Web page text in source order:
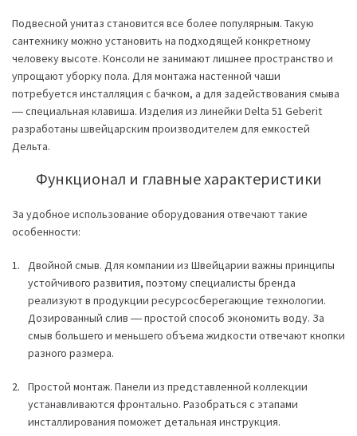
Подвесной унитаз становится все более популярным. Такую
сантехнику можно установить на подходящей конкретному
человеку высоте. Консоли не занимают лишнее пространство и
упрощают уборку пола. Для монтажа настенной чаши
потребуется инсталляция с бачком, а для задействования смыва
― специальная клавиша. Изделия из линейки Delta 51 Geberit
разработаны швейцарским производителем для емкостей
Дельта.
Функционал и главные характеристики
За удобное использование оборудования отвечают такие
особенности:
Двойной смыв. Для компании из Швейцарии важны принципы
устойчивого развития, поэтому специалисты бренда
реализуют в продукции ресурсосберегающие технологии.
Дозированный слив ― простой способ экономить воду. За
смыв большего и меньшего объема жидкости отвечают кнопки
разного размера.
Простой монтаж. Панели из представленной коллекции
устанавливаются фронтально. Разобраться с этапами
инсталлирования поможет детальная инструкция.